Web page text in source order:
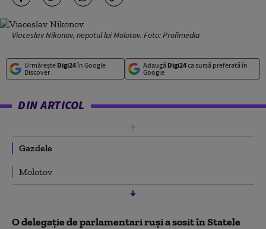
Viaceslav Nikonov, nepotul lui Molotov. Foto: Profimedia
Urmărește Digi24în Google
Discover
Adaugă Digi24ca sursă preferată în
Google
DIN ARTICOL
Gazdele
Molotov
O delegaţie de parlamentari ruşi a sosit în Statele